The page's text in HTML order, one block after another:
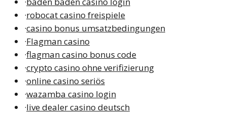
·robocat casino freispiele
·casino bonus umsatzbedingungen
·Flagman casino
·flagman casino bonus code
·crypto casino ohne verifizierung
·online casino seriös
·wazamba casino login
·live dealer casino deutsch